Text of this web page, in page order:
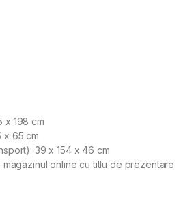
x 198 cm
x 65 cm
39 x 154 x 46 cm
online cu titlu de prezentare